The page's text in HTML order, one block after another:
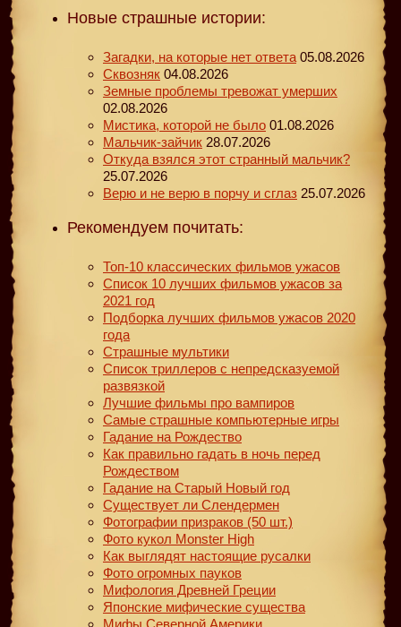
Новые страшные истории:
Загадки, на которые нет ответа 05.08.2026
Сквозняк 04.08.2026
Земные проблемы тревожат умерших
02.08.2026
Мистика, которой не было 01.08.2026
Мальчик-зайчик 28.07.2026
Откуда взялся этот странный мальчик?
25.07.2026
Верю и не верю в порчу и сглаз 25.07.2026
Рекомендуем почитать:
Топ-10 классических фильмов ужасов
Список 10 лучших фильмов ужасов за
2021 год
Подборка лучших фильмов ужасов 2020
года
Страшные мультики
Список триллеров с непредсказуемой
развязкой
Лучшие фильмы про вампиров
Самые страшные компьютерные игры
Гадание на Рождество
Как правильно гадать в ночь перед
Рождеством
Гадание на Старый Новый год
Существует ли Слендермен
Фотографии призраков (50 шт.)
Фото кукол Monster High
Как выглядят настоящие русалки
Фото огромных пауков
Мифология Древней Греции
Японские мифические существа
Мифы Северной Америки